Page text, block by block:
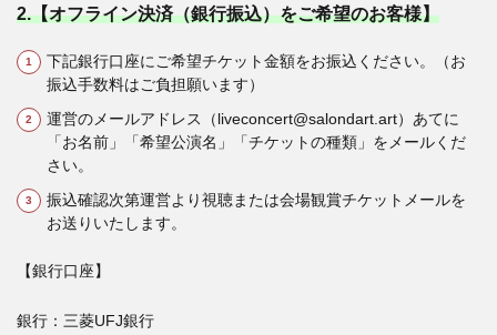
2.【オフライン決済（銀行振込）をご希望のお客様】
下記銀行口座にご希望チケット金額をお振込ください。（お
振込手数料はご負担願います）
運営のメールアドレス（liveconcert@salondart.art）あてに
「お名前」「希望公演名」「チケットの種類」をメールくだ
さい。
振込確認次第運営より視聴または会場観賞チケットメールを
お送りいたします。
【銀行口座】
銀行：三菱UFJ銀行